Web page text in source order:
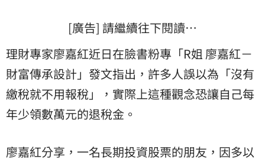
[廣告] 請繼續往下閱讀…
理財專家廖嘉紅近日在臉書粉專「R姐 廖嘉紅－
財富傳承設計」發文指出，許多人誤以為「沒有
繳稅就不用報稅」，實際上這種觀念恐讓自己每
年少領數萬元的退稅金。
廖嘉紅分享，一名長期投資股票的朋友，因多以